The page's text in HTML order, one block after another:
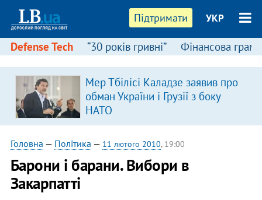
Підтримати УКР
Defense Tech “30 років гривні” Фінансова
Мер Тбілісі Каладзе заявив про
обман України і Грузії з боку
НАТО
Головна — Політика — 11 лютого 2010, 19:00
Барони і барани. Вибори в
Закарпатті